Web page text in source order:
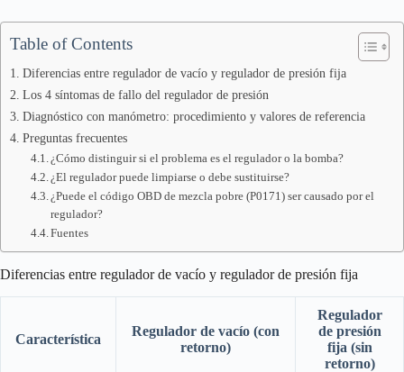
Table of Contents
Diferencias entre regulador de vacío y regulador de presión fija
Los 4 síntomas de fallo del regulador de presión
Diagnóstico con manómetro: procedimiento y valores de referencia
Preguntas frecuentes
¿Cómo distinguir si el problema es el regulador o la bomba?
¿El regulador puede limpiarse o debe sustituirse?
¿Puede el código OBD de mezcla pobre (P0171) ser causado por el
regulador?
Fuentes
Diferencias entre regulador de vacío y regulador de presión fija
Característica
Regulador de vacío (con
retorno)
Regulador
de presión
fija (sin
retorno)